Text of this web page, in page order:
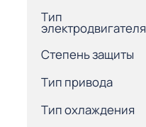
Тип
электродвигателя
Степень защиты
Тип привода
Тип охлаждения